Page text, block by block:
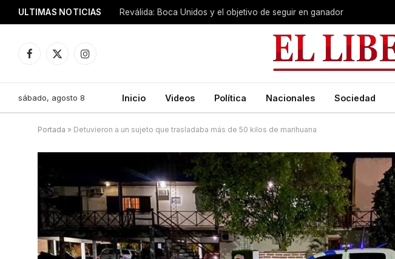
ULTIMAS NOTICIAS Reválida: Boca Unidos y el objetivo de seguir en ganador
Facebook
X
Instagram
sábado, agosto 8 Inicio Videos Política Nacionales Sociedad
Portada » Detuvieron a un sujeto que trasladaba más de 50 kilos de marihuana